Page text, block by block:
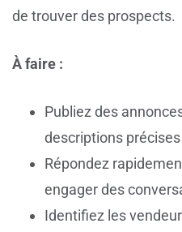
de trouver des prospects.
À faire :
Publiez des
descriptions
Répondez
engager des
Identifiez les